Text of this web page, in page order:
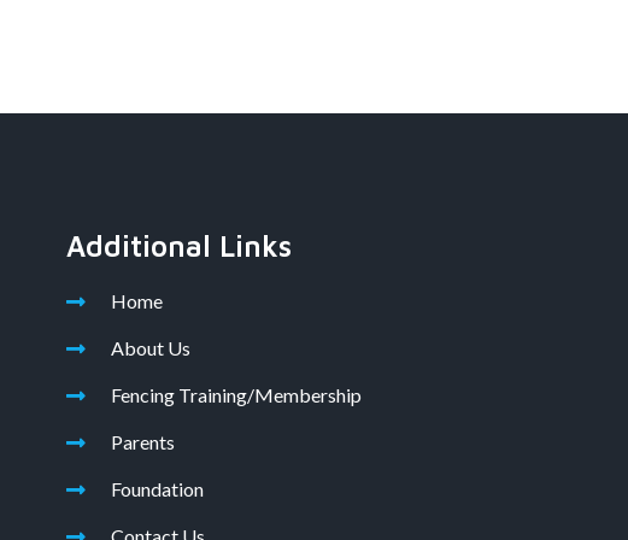
Additional Links
Home
About Us
Fencing Training/Membership
Parents
Foundation